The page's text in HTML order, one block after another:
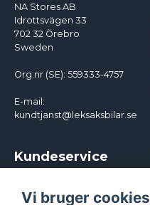
NA Stores AB
Idrottsvägen 33
702 32 Örebro
Sweden
Org.nr (SE): 559333-4757
E-mail:
kundtjanst@leksaksbilar.se
Kundeservice
Kampagner og rabatter
Vi bruger cookies